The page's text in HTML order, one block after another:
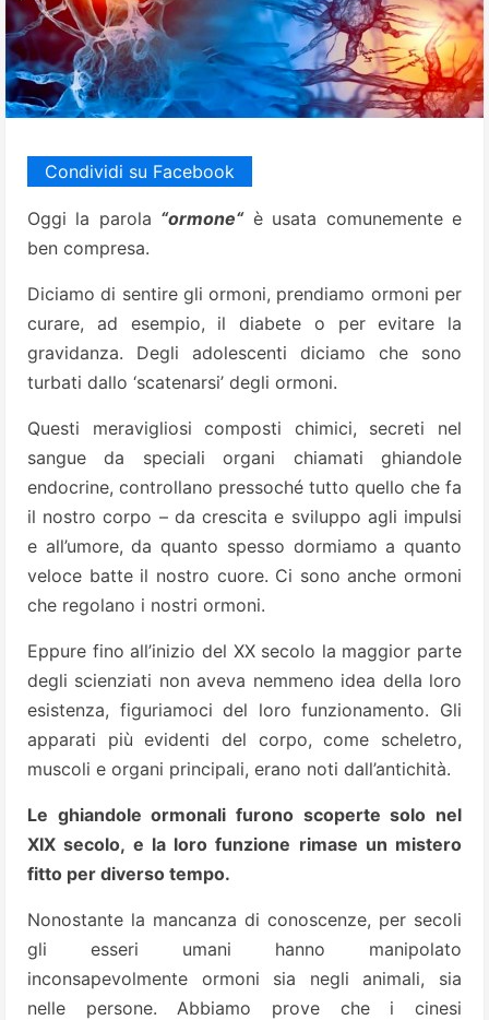
Condividi su Facebook
Oggi la parola “ormone“è usata comunemente e
ben compresa.
Diciamo di sentire gli ormoni, prendiamo ormoni per
curare, ad esempio, il diabete o per evitare la
gravidanza. Degli adolescenti diciamo che sono
turbati dallo ‘scatenarsi’ degli ormoni.
Questi meravigliosi composti chimici, secreti nel
sangue da speciali organi chiamati ghiandole
endocrine, controllano pressoché tutto quello che fa
il nostro corpo – da crescita e sviluppo agli impulsi
e all’umore, da quanto spesso dormiamo a quanto
veloce batte il nostro cuore. Ci sono anche ormoni
che regolano i nostri ormoni.
Eppure fino all’inizio del XX secolo la maggior parte
degli scienziati non aveva nemmeno idea della loro
esistenza, figuriamoci del loro funzionamento. Gli
apparati più evidenti del corpo, come scheletro,
muscoli e organi principali, erano noti dall’antichità.
Le ghiandole ormonali furono scoperte solo nel
XIX secolo, e la loro funzione rimase un mistero
fitto per diverso tempo.
Nonostante la mancanza di conoscenze, per secoli
gli esseri umani hanno manipolato
inconsapevolmente ormoni sia negli animali, sia
nelle persone. Abbiamo prove che i cinesi